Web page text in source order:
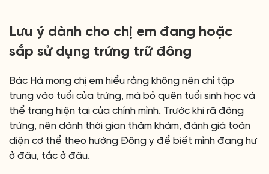
Lưu ý dành cho chị em đang hoặc
sắp sử dụng trứng trữ đông
Bác Hà mong chị em hiểu rằng không nên chỉ tập
trung vào tuổi của trứng, mà bỏ quên tuổi sinh học và
thể trạng hiện tại của chính mình. Trước khi rã đông
trứng, nên dành thời gian thăm khám, đánh giá toàn
diện cơ thể theo hướng Đông y để biết mình đang hư
ở đâu, tắc ở đâu.